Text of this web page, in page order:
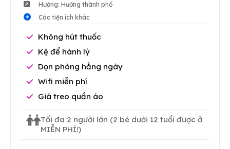
Hướng: Hướng thành phố
Các tiện ích khác
Không hút thuốc
Kệ để hành lý
Dọn phòng hằng ngày
Wifi miễn phí
Giá treo quần áo
Tối đa 2 người lớn (2 bé dưới 12 tuổi được ở
MIỄN PHÍ!)